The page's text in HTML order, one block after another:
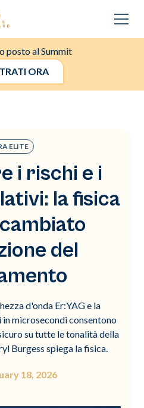
posto al Summit
ORA
ELITE
i rischi e i
la fisica
del
d'onda Er:YAG e la
microsecondi consentono
su tutte le tonalità della
Burgess spiega la fisica.
18, 2026